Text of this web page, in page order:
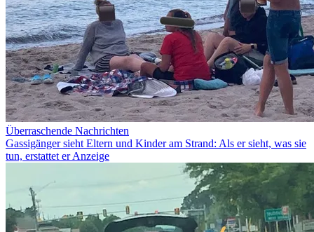
Überraschende Nachrichten
Gassigänger sieht Eltern und Kinder am Strand: Als er sieht, was sie
tun, erstattet er Anzeige